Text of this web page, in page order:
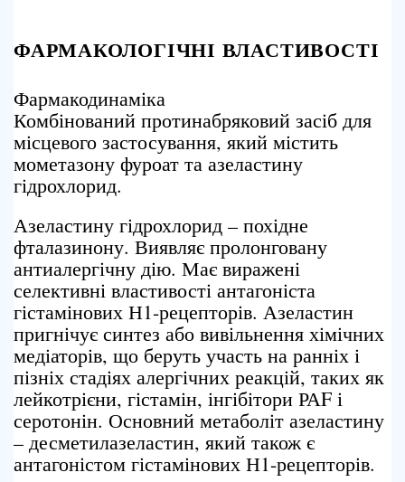
ФАРМАКОЛОГІЧНІ ВЛАСТИВОСТІ
Фармакодинаміка
Комбінований протинабряковий засіб для
місцевого застосування, який містить
мометазону фуроат та азеластину
гідрохлорид.
Азеластину гідрохлорид – похідне
фталазинону. Виявляє пролонговану
антиалергічну дію. Має виражені
селективні властивості антагоніста
гістамінових Н1-рецепторів. Азеластин
пригнічує синтез або вивільнення хімічних
медіаторів, що беруть участь на ранніх і
пізніх стадіях алергічних реакцій, таких як
лейкотрієни, гістамін, інгібітори РАF і
серотонін. Основний метаболіт азеластину
– десметилазеластин, який також є
антагоністом гістамінових Н1-рецепторів.